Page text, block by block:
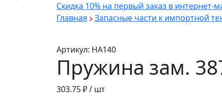
Скидка 10% на первый заказ в интернет-
Главная
Запасные части к импортной
Артикул: HA140
Пружина зам.
303.75₽ / шт